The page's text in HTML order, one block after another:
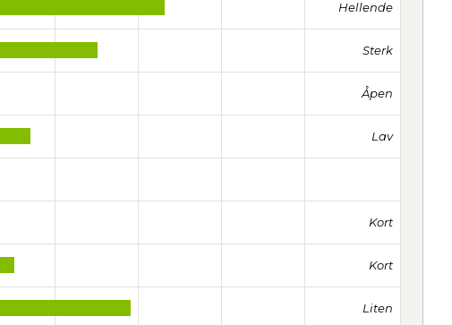
Hellende
Sterk
Åpen
Lav
Kort
Kort
Liten